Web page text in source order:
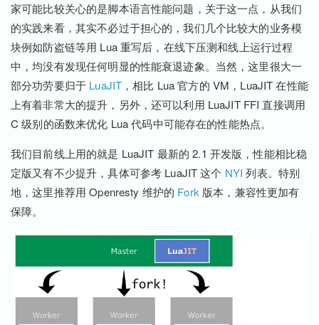
家可能比较关心的是脚本语言性能问题，关于这一点，从我们
的实践来看，其实不必过于担心的，我们几个比较大的业务模
块例如防盗链等用 Lua 重写后，在线下压测和线上运行过程
中，均没有发现任何明显的性能衰退迹象。当然，这里很大一
部分功劳要归于 LuaJIT ，相比 Lua 官方的 VM，LuaJIT 在性能
上有着非常大的提升，另外，还可以利用 LuaJIT FFI 直接调用
C 级别的函数来优化 Lua 代码中可能存在的性能热点。
我们目前线上用的就是 LuaJIT 最新的 2.1 开发版，性能相比稳
定版又有不少提升，具体可参考 LuaJIT 这个 NYI 列表。特别
地，这里推荐用 Openresty 维护的 Fork 版本，兼容性更加有
保障。